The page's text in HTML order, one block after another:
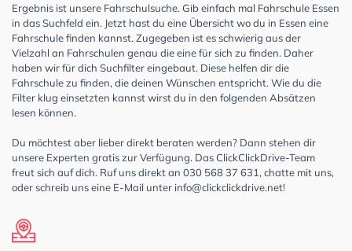
Ergebnis ist unsere Fahrschulsuche. Gib einfach mal Fahrschule Essen
in das Suchfeld ein. Jetzt hast du eine Übersicht wo du in Essen eine
Fahrschule finden kannst. Zugegeben ist es schwierig aus der
Vielzahl an Fahrschulen genau die eine für sich zu finden. Daher
haben wir für dich Suchfilter eingebaut. Diese helfen dir die
Fahrschule zu finden, die deinen Wünschen entspricht. Wie du die
Filter klug einsetzten kannst wirst du in den folgenden Absätzen
lesen können.
Du möchtest aber lieber direkt beraten werden? Dann stehen dir
unsere Experten gratis zur Verfügung. Das ClickClickDrive-Team
freut sich auf dich. Ruf uns direkt an 030 568 37 631, chatte mit uns,
oder schreib uns eine E-Mail unter info@clickclickdrive.net!